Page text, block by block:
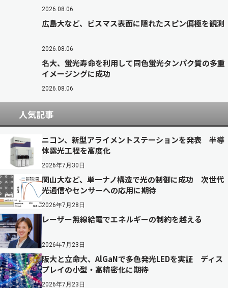
2026.08.06
広島大など、ビスマス表面に隠れたスピン偏極を観測
2026.08.06
名大、蛍光寿命を利用して同色蛍光タンパク質の多重
イメージングに成功
2026.08.06
人気記事
ニコン、新型アライメントステーションを発表 半導
体露光工程を高度化
2026年7月30日
岡山大など、単一ナノ構造で光の制御に成功 次世代
光通信やセンサーへの応用に期待
2026年7月28日
レーザー無線給電でエネルギーの制約を越える
2026年7月23日
阪大と立命大、AlGaNで多色発光LEDを実証 ディス
プレイの小型・高精密化に期待
2026年7月23日